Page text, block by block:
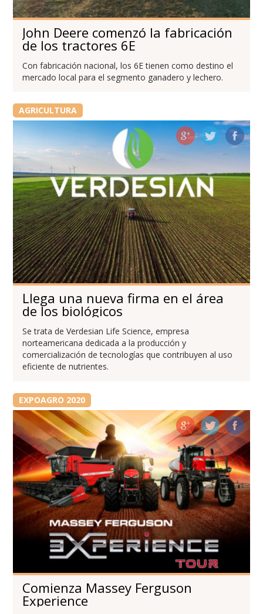
John Deere comenzó la fabricación
de los tractores 6E
Con fabricación nacional, los 6E tienen como destino el
mercado local para el segmento ganadero y lechero.
AGRICULTURA
Llega una nueva firma en el área
de los biológicos
Se trata de Verdesian Life Science, empresa
norteamericana dedicada a la producción y
comercialización de tecnologías que contribuyen al uso
eficiente de nutrientes.
EXPOAGRO 2020
Comienza Massey Ferguson
Experience